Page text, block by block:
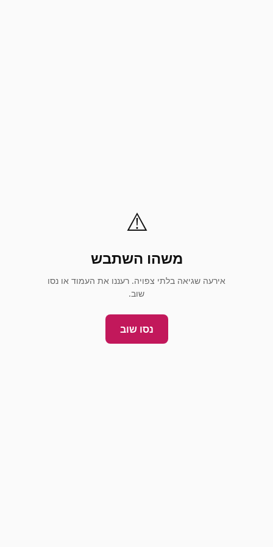
⚠️
משהו השתבש
אירעה שגיאה בלתי צפויה. רעננו את העמוד או נסו
שוב.
נסו שוב